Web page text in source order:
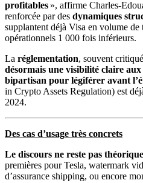
profitables », affirme Charles-
renforcée par des dynamiques
supplantent déjà Visa en volume de
opérationnels 1 000 fois inférieurs.
La réglementation, souvent
désormais une visibilité claire
bipartisan pour légiférer avant
in Crypto Assets Regulation) est
2024.
Des cas d’usage très concrets
Le discours ne reste pas théorique
premières pour Tesla, watermark
d’assurance shipping, ou encore